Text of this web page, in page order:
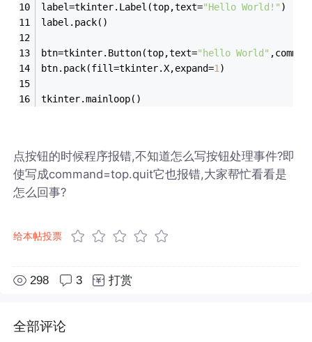
label=tkinter.Label(top,text="Hello World!" )
label.pack()
btn=tkinter.Button(top,text="hello World"
btn.pack(fill=tkinter.X,expand=1 )
tkinter.mainloop()
点按钮的时候程序报错,不知道怎么写按钮处理事件?即
使写成command=top.quit它也报错,大家帮忙看看是
怎么回事?
给本帖投票
298 3 打赏
全部评论